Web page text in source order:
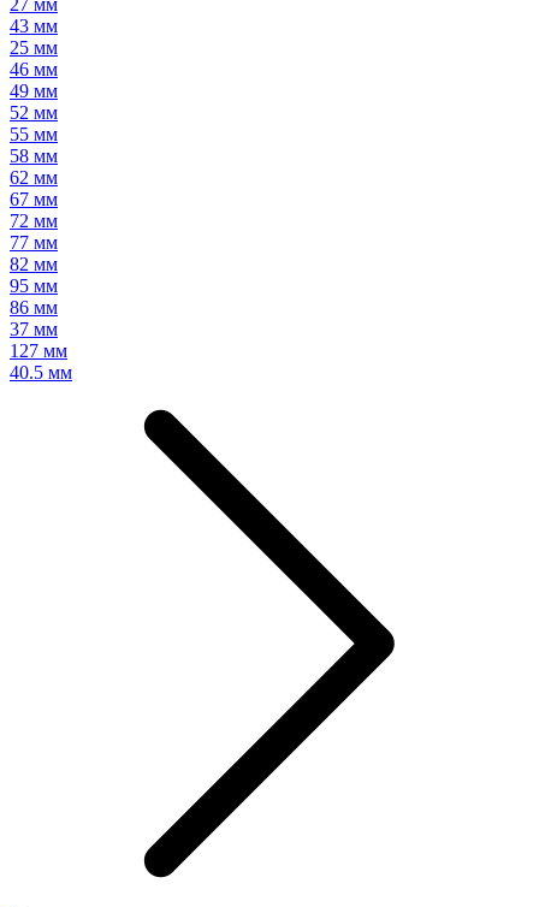
27 мм
43 мм
25 мм
46 мм
49 мм
52 мм
55 мм
58 мм
62 мм
67 мм
72 мм
77 мм
82 мм
95 мм
86 мм
37 мм
127 мм
40.5 мм